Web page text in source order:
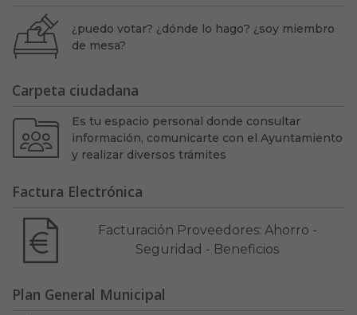
¿puedo votar? ¿dónde lo hago? ¿soy miembro
de mesa?
Carpeta ciudadana
Es tu espacio personal donde consultar
información, comunicarte con el Ayuntamiento
y realizar diversos trámites
Factura Electrónica
Facturación Proveedores: Ahorro -
Seguridad - Beneficios
Plan General Municipal